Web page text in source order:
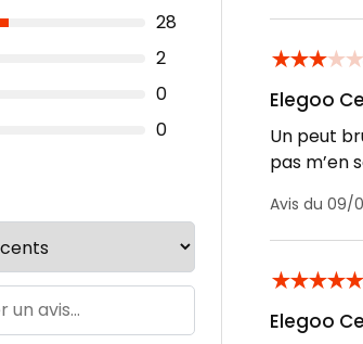
28
2
0
0
★★★★★
Elegoo
Un peut
pas m’en
Avis du 09/
★★★★★
Elegoo